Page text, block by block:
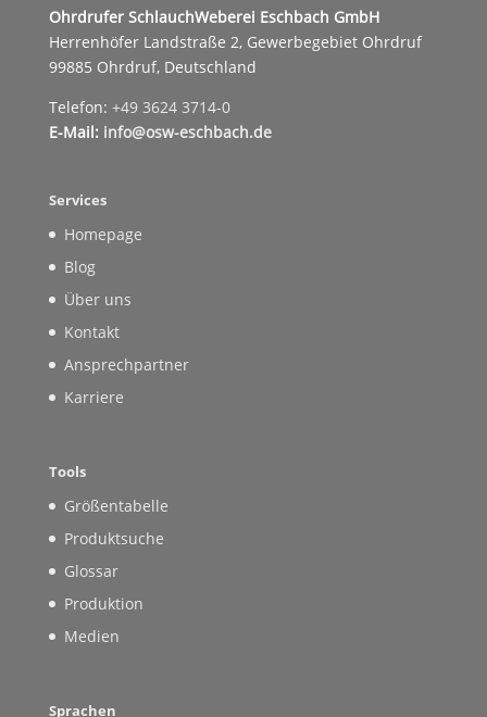
Ohrdrufer SchlauchWeberei Eschbach GmbH
Herrenhöfer Landstraße 2, Gewerbegebiet Ohrdruf
99885 Ohrdruf, Deutschland
Telefon: +49 3624 3714-0
E-Mail: info@osw-eschbach.de
Services
Homepage
Blog
Über uns
Kontakt
Ansprechpartner
Karriere
Tools
Größentabelle
Produktsuche
Glossar
Produktion
Medien
Sprachen